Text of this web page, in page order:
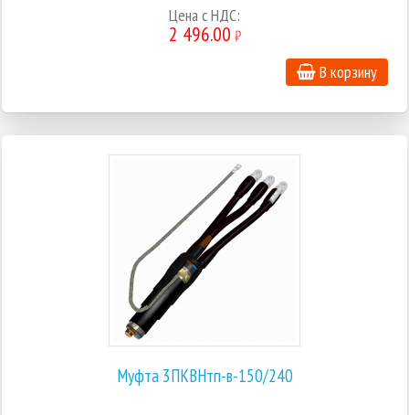
Цена с НДС:
2 496.00 ₽
В корзину
Муфта 3ПКВНтп-в-150/240